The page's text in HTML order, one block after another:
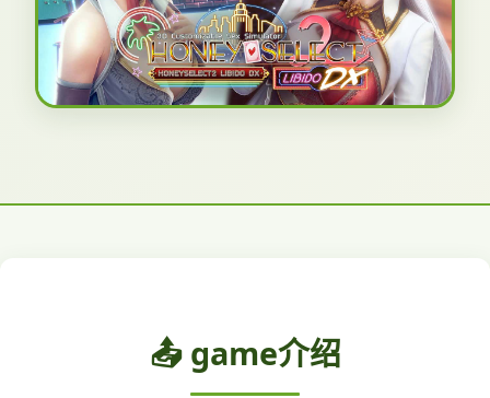
📤 game介绍